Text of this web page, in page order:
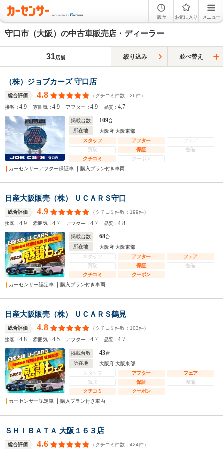
履歴 お気に入り メニュー
守口市（大阪）の中古車販売店・ディーラー
31店舗 絞り込み 並べ替え
（株）ジョブカーズ 守口店
総合評価 4.8 （クチコミ件数： 26件）
接客：4.9 雰囲気：4.9 アフター：4.9 品質：4.7
掲載台数 109台
所在地
大阪府 大阪東部
スタッフ
アフター
フェア
買取
保証
整備
クチコミ
クーポン
カーセンサーアフター保証車
購入プラン付き車両
日産大阪販売（株） ＵＣＡＲＳ守口
総合評価 4.9 （クチコミ件数： 199件）
接客：4.9 雰囲気：4.7 アフター：4.7 品質：4.8
掲載台数 68台
所在地
大阪府 大阪東部
スタッフ
アフター
フェア
買取
保証
整備
クチコミ
クーポン
カーセンサー認定車
購入プラン付き車両
日産大阪販売（株） ＵＣＡＲＳ鶴見
総合評価 4.8 （クチコミ件数： 103件）
接客：4.8 雰囲気：4.5 アフター：4.7 品質：4.7
掲載台数 43台
所在地
大阪府 大阪東部
スタッフ
アフター
フェア
買取
保証
整備
クチコミ
クーポン
カーセンサー認定車
購入プラン付き車両
ＳＨＩＢＡＴＡ 大阪１６３店
総合評価 4.6 （クチコミ件数： 424件）